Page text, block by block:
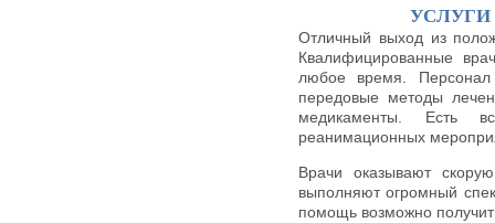
УСЛУГИ
Отличный выход из
Квалифицированные
любое время. Персонал
передовые методы
медикаменты. Есть
реанимационных
Врачи оказывают
выполняют огромный
помощь возможно